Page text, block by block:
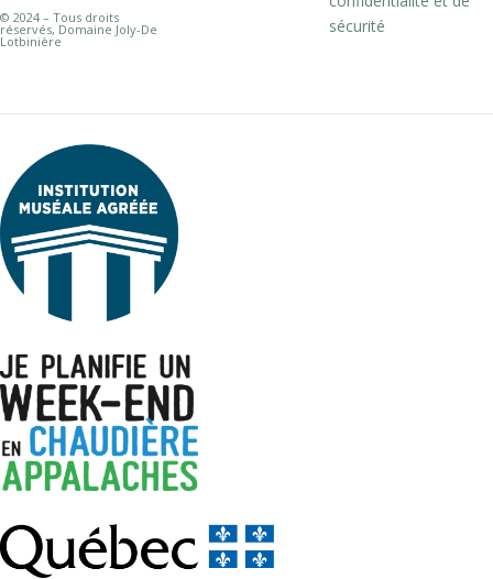
© 2024 – Tous droits
réservés, Domaine Joly-De
Lotbinière
sécurité